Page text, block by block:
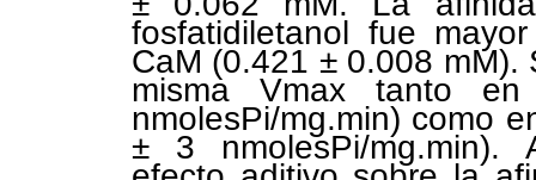
fosfatidiletanol fue
CaM (0.421 ± 0.008
misma Vmax tanto
nmolesPi/mg.min) como
± 3 nmolesPi/mg.min).